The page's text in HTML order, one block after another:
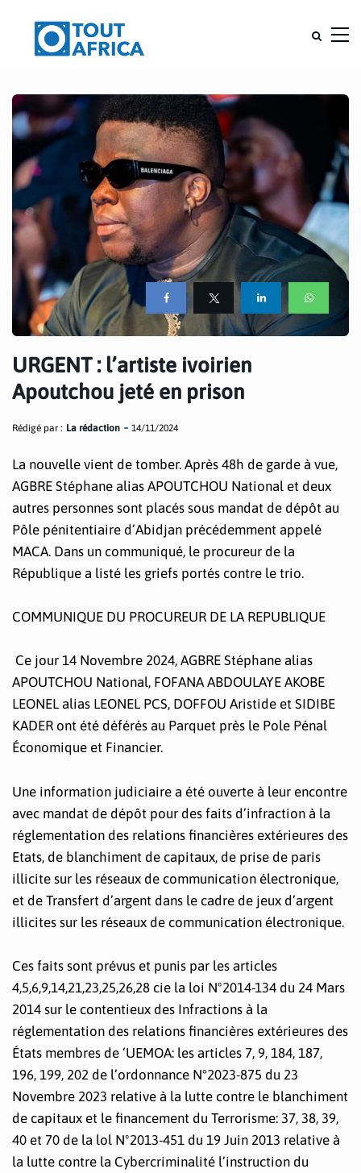
URGENT : l’artiste ivoirien
Apoutchou jeté en prison
Rédigé par : La rédaction 14/11/2024
La nouvelle vient de tomber. Après 48h de garde à vue,
AGBRE Stéphane alias APOUTCHOU National et deux
autres personnes sont placés sous mandat de dépôt au
Pôle pénitentiaire d’Abidjan précédemment appelé
MACA. Dans un communiqué, le procureur de la
République a listé les griefs portés contre le trio.
COMMUNIQUE DU PROCUREUR DE LA REPUBLIQUE
Ce jour 14 Novembre 2024, AGBRE Stéphane alias
APOUTCHOU National, FOFANA ABDOULAYE AKOBE
LEONEL alias LEONEL PCS, DOFFOU Aristide et SIDIBE
KADER ont été déférés au Parquet près le Pole Pénal
Économique et Financier.
Une information judiciaire a été ouverte à leur encontre
avec mandat de dépôt pour des faits d’infraction à la
réglementation des relations financières extérieures des
Etats, de blanchiment de capitaux, de prise de paris
illicite sur les réseaux de communication électronique,
et de Transfert d’argent dans le cadre de jeux d’argent
illicites sur les réseaux de communication électronique.
Ces faits sont prévus et punis par les articles
4,5,6,9,14,21,23,25,26,28 cie la loi Nº2014-134 du 24 Mars
2014 sur le contentieux des Infractions à la
réglementation des relations financières extérieures des
États membres de ‘UEMOA: les articles 7, 9, 184, 187,
196, 199, 202 de l’ordonnance N°2023-875 du 23
Novembre 2023 relative à la lutte contre le blanchiment
de capitaux et le financement du Terrorisme: 37, 38, 39,
40 et 70 de la lol Nº2013-451 du 19 Juin 2013 relative à
la lutte contre la Cybercriminalité l’instruction du